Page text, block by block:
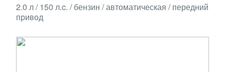
2.0 л / 150 л.c. / бензин / автоматическая / передний
привод